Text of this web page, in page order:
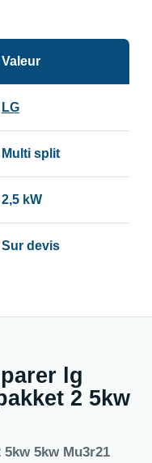
Valeur
LG
Multi split
2,5 kW
Sur devis
lg
2 5kw
5kw Mu3r21